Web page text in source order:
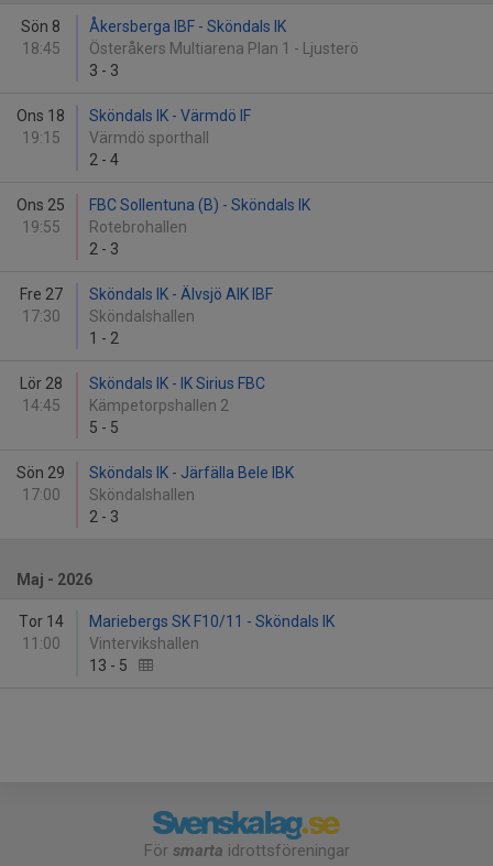
Sön 8
18:45
Åkersberga IBF - Sköndals IK
Österåkers Multiarena Plan 1 - Ljusterö
3 - 3
Ons 18
19:15
Sköndals IK - Värmdö IF
Värmdö sporthall
2 - 4
Ons 25
19:55
FBC Sollentuna (B) - Sköndals IK
Rotebrohallen
2 - 3
Fre 27
17:30
Sköndals IK - Älvsjö AIK IBF
Sköndalshallen
1 - 2
Lör 28
14:45
Sköndals IK - IK Sirius FBC
Kämpetorpshallen 2
5 - 5
Sön 29
17:00
Sköndals IK - Järfälla Bele IBK
Sköndalshallen
2 - 3
Maj - 2026
Tor 14
11:00
Mariebergs SK F10/11 - Sköndals IK
Vintervikshallen
13 - 5
För smarta idrottsföreningar